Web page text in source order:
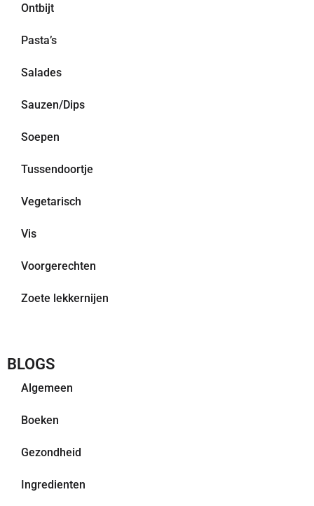
Ontbijt
Pasta’s
Salades
Sauzen/Dips
Soepen
Tussendoortje
Vegetarisch
Vis
Voorgerechten
Zoete lekkernijen
BLOGS
Algemeen
Boeken
Gezondheid
Ingredienten